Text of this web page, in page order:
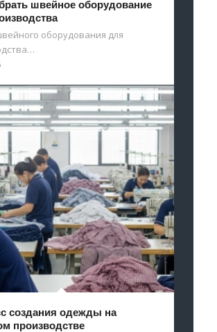
швейное оборудование
оборудования для
создания одежды на
производстве